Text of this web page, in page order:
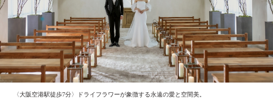
〈大阪空港駅徒歩7分〉ドライフラワーが象徴する永遠の愛と空間美。